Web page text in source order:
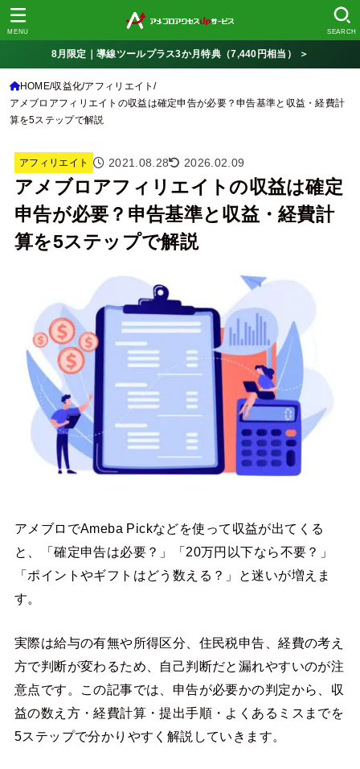
SEARCH
MENU
8月限定｜導線ツールプラス3か月特典（7,440円相当） ＞
HOME 収益化 アフィリエイト
アメブロアフィリエイトの収益は確定申告が必要？申告基準と収益・経費計
算を5ステップで解説
アフィリエイト 2021.08.28 2026.02.09
アメブロアフィリエイトの収益は確定
申告が必要？申告基準と収益・経費計
算を5ステップで解説
アメブロでAmeba Pickなどを使って収益が出てくる
と、「確定申告は必要？」「20万円以下なら不要？」
「ポイントやギフトはどう数える？」と迷いが増えま
す。
実際は給与の有無や所得区分、住民税申告、経費の考え
方で判断が変わるため、自己判断だと漏れやすいのが注
意点です。この記事では、申告が必要かの判定から、収
益の数え方・経費計算・提出手順・よくあるミスまでを
5ステップで分かりやすく解説していきます。